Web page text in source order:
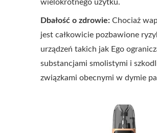
wielokrotnego użytku.
Dbałość o zdrowie: Chociaż
jest całkowicie pozbawione
urządzeń takich jak Ego
substancjami smolistymi i
związkami obecnymi w dymie